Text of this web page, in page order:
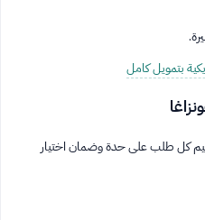
بتمويل كامل
كل طلب على حدة وضمان اختيار